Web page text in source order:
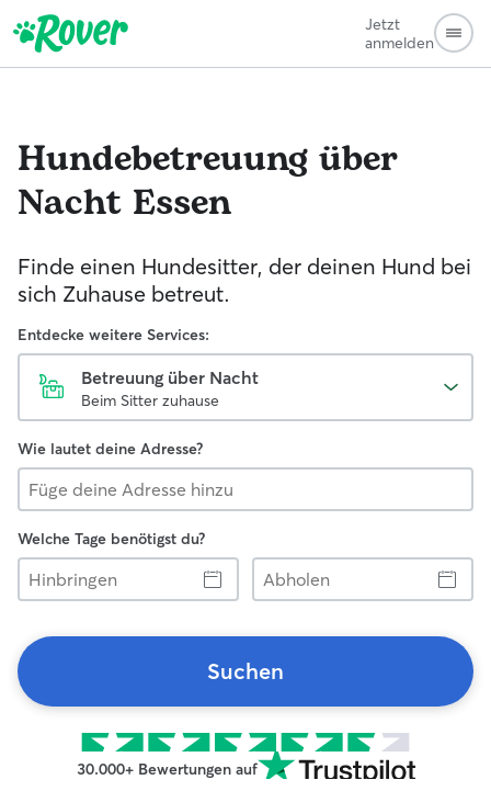
Jetzt
anmelden
Hundebetreuung über
Nacht Essen
Finde einen Hundesitter, der deinen Hund bei
sich Zuhause betreut.
Entdecke weitere Services:
Betreuung über Nacht
Beim Sitter zuhause
Wie lautet deine Adresse?
Welche Tage benötigst du?
Hinbringen
Abholen
Suchen
30.000+ Bewertungen auf